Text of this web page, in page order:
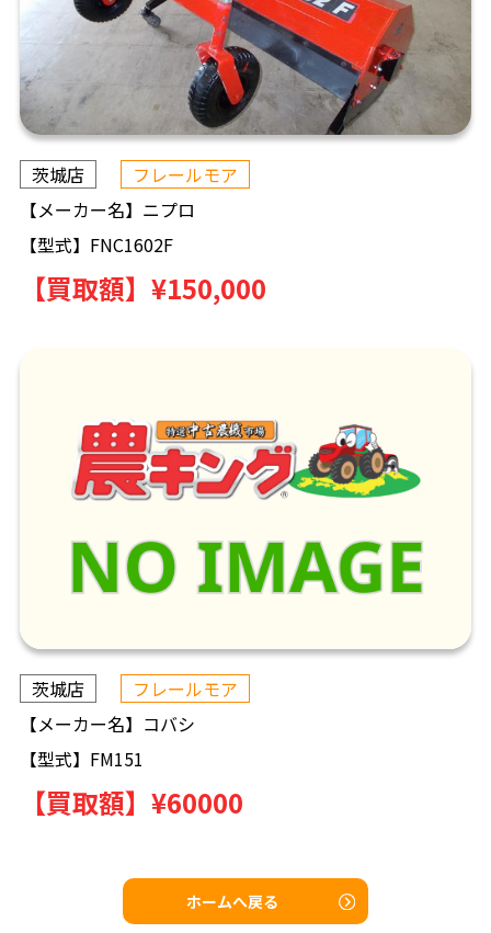
茨城店
フレールモア
【メーカー名】 ニプロ
【型式】 FNC1602F
【買取額】 ¥150,000
茨城店
フレールモア
【メーカー名】 コバシ
【型式】 FM151
【買取額】 ¥60000
ホームへ戻る